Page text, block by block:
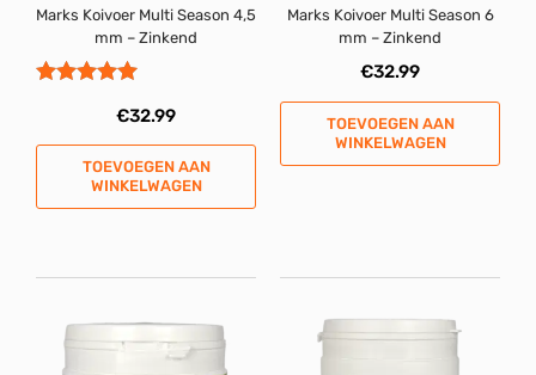
Marks Koivoer Multi Season 4,5
mm – Zinkend
€32.99
TOEVOEGEN AAN
WINKELWAGEN
Marks Koivoer Multi Season 6
mm – Zinkend
€32.99
TOEVOEGEN AAN
WINKELWAGEN